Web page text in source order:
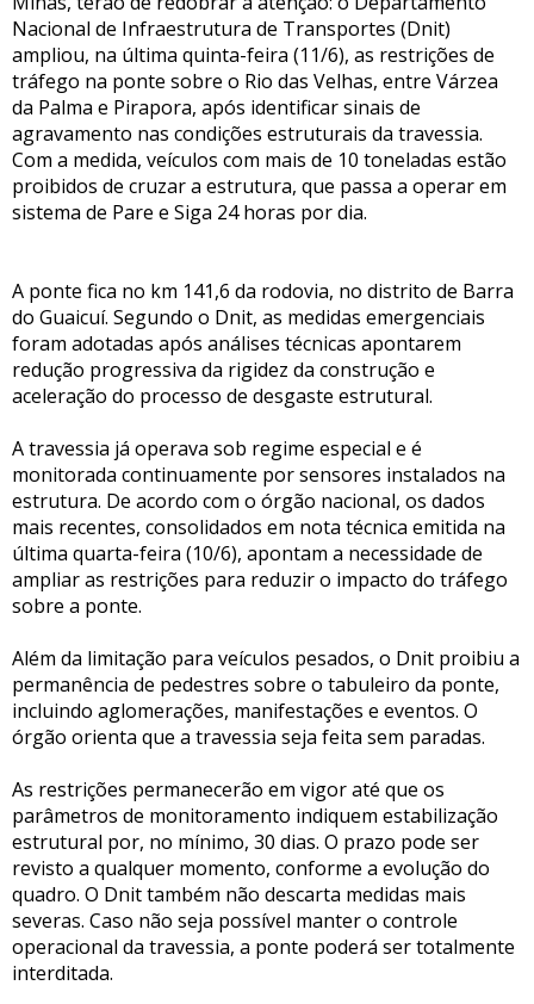
Nacional de Infraestrutura de Transportes (Dnit)
ampliou, na última quinta-feira (11/6), as restrições de
tráfego na ponte sobre o Rio das Velhas, entre Várzea
da Palma e Pirapora, após identificar sinais de
agravamento nas condições estruturais da travessia.
Com a medida, veículos com mais de 10 toneladas estão
proibidos de cruzar a estrutura, que passa a operar em
sistema de Pare e Siga 24 horas por dia.
A ponte fica no km 141,6 da rodovia, no distrito de Barra
do Guaicuí. Segundo o Dnit, as medidas emergenciais
foram adotadas após análises técnicas apontarem
redução progressiva da rigidez da construção e
aceleração do processo de desgaste estrutural.
A travessia já operava sob regime especial e é
monitorada continuamente por sensores instalados na
estrutura. De acordo com o órgão nacional, os dados
mais recentes, consolidados em nota técnica emitida na
última quarta-feira (10/6), apontam a necessidade de
ampliar as restrições para reduzir o impacto do tráfego
sobre a ponte.
Além da limitação para veículos pesados, o Dnit proibiu a
permanência de pedestres sobre o tabuleiro da ponte,
incluindo aglomerações, manifestações e eventos. O
órgão orienta que a travessia seja feita sem paradas.
As restrições permanecerão em vigor até que os
parâmetros de monitoramento indiquem estabilização
estrutural por, no mínimo, 30 dias. O prazo pode ser
revisto a qualquer momento, conforme a evolução do
quadro. O Dnit também não descarta medidas mais
severas. Caso não seja possível manter o controle
operacional da travessia, a ponte poderá ser totalmente
interditada.